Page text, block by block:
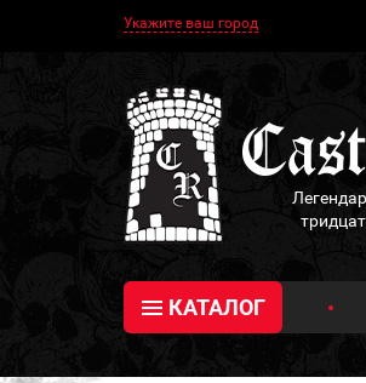
Укажите ваш город
КАТАЛОГ